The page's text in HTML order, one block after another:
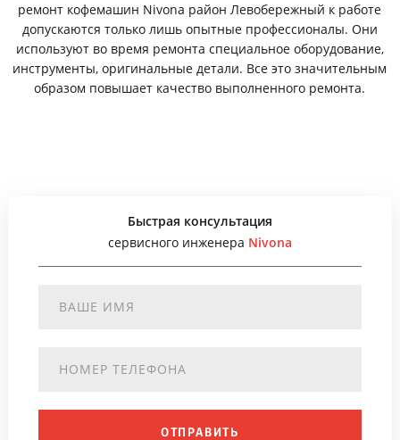
ремонт кофемашин Nivona район Левобережный к работе
допускаются только лишь опытные профессионалы. Они
используют во время ремонта специальное оборудование,
инструменты, оригинальные детали. Все это значительным
образом повышает качество выполненного ремонта.
Быстрая консультация
сервисного инженера Nivona
ОТПРАВИТЬ